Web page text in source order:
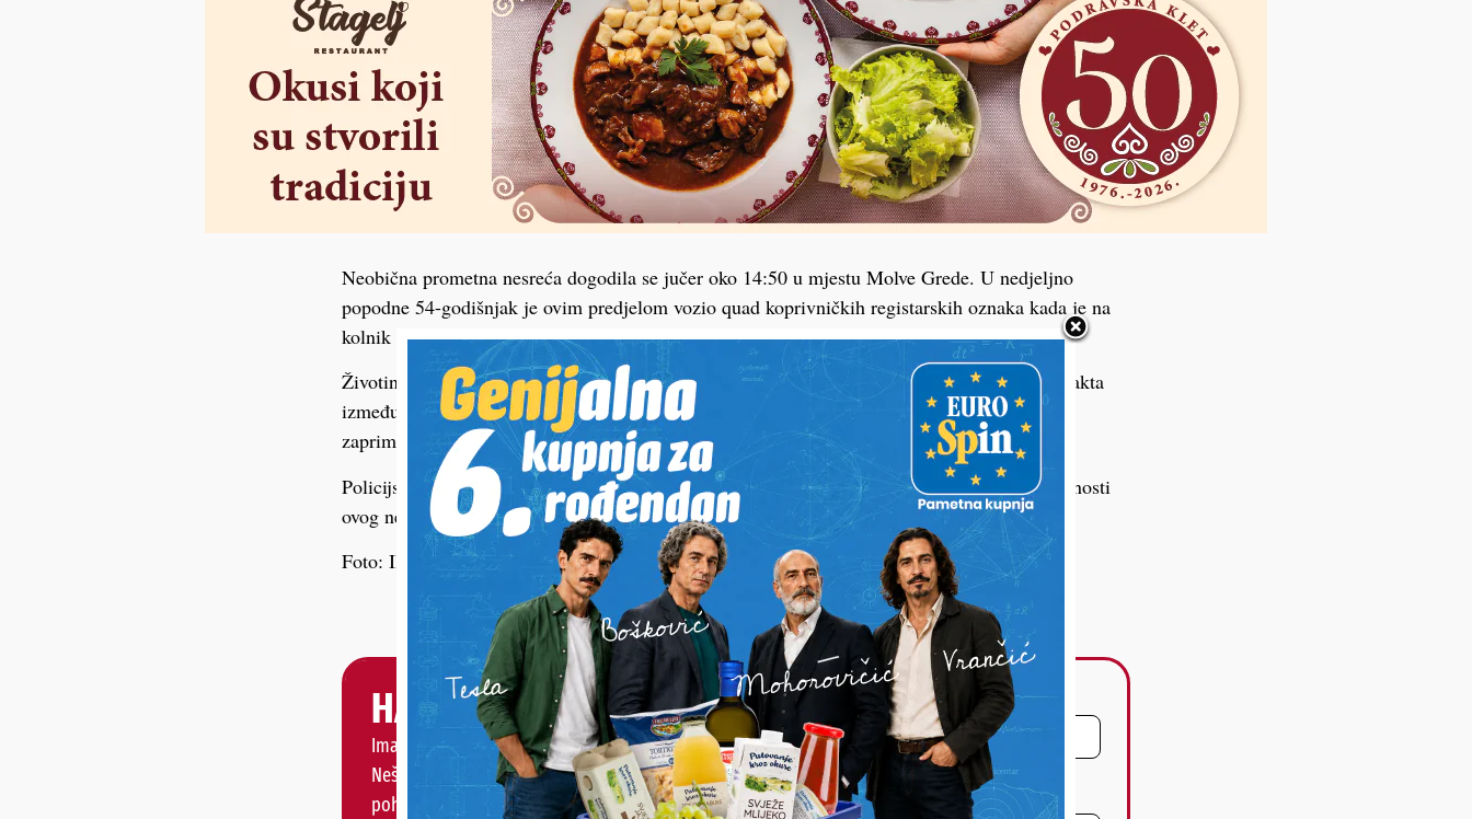
Neobična prometna nesreća dogodila se jučer oko 14:50 u mjestu Molve Grede. U nedjeljno
popodne 54-godišnjak je ovim predjelom vozio quad koprivničkih registarskih oznaka kada je na
kolnik iz visoke trave i kukuruzišta iznenada istrčala domaća svinja.
Životinja, u vlasništvu 19-godišnjaka, prepriječila je put vozilu, nakon čega je došlo do kontakta
između četverocikla i svinje. Vozač quada je ozlijeđen, a težina ozljeda bit će poznata po
zaprimanju liječničke dokumentacije.
Policijski službenici nastavljaju s kriminalističkim istraživanjem kako bi se utvrdile sve okolnosti
ovog nesvakidašnjeg incidenta.
Foto: Ilustracija
HALO, PODRAVSKI!
Imate priču, vijest, fotku ili video?
Nešto vas muči ili želite nešto/nekoga
pohvaliti?
Vaš email
Poruka